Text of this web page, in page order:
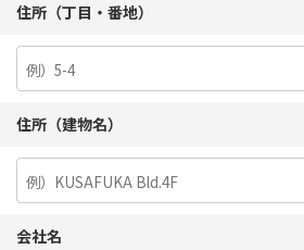
住所（丁目・番地）
住所（建物名）
会社名